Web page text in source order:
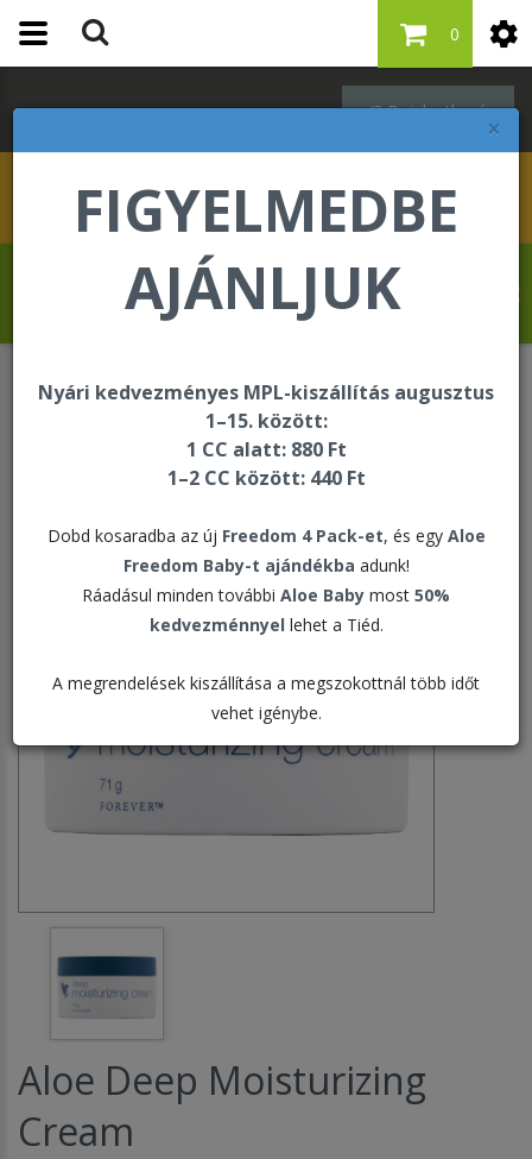
×
FIGYELMEDBE
AJÁNLJUK
Nyári kedvezményes MPL-kiszállítás augusztus
1–15. között:
1 CC alatt: 880 Ft
1–2 CC között: 440 Ft
Dobd kosaradba az új Freedom 4 Pack-et, és egy Aloe
Freedom Baby-t ajándékba adunk!
Ráadásul minden további Aloe Baby most 50%
kedvezménnyel lehet a Tiéd.
A megrendelések kiszállítása a megszokottnál több időt
vehet igénybe.
Bejelentkezés
0
Molnár Tibor üdvözli Önt a Forever Living
internetes áruházában!
Bőrápolás - Targeted Skincare
Aloe Deep Moisturizing Cream
Aloe Deep Moisturizing
Cream